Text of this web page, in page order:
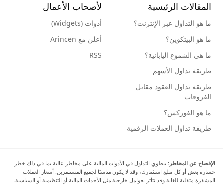
المقالات الرئيسية
ما هو التداول عبر الإنترنت؟
ما هو البيتكوين؟
ما هي الشموع اليابانية؟
طريقة تداول الأسهم
طريقة تداول العقود مقابل
الفروقات
ما هو الفوركس؟
طريقة تداول العملات الرقمية
لأصحاب الأعمال
أدوات (Widgets)
أعلن مع Arincen
RSS
الإفصاح عن المخاطر: ينطوي التداول في الأدوات المالية على مخاطر عالية بما في ذلك خطر
خسارة بعض أو كل مبلغ استثمارك، وقد لا يكون مناسبًا لجميع المستثمرين. أسعار العملات
المشفرة متقلبة للغاية وقد تتأثر بعوامل خارجية مثل الأحداث المالية أو التنظيمية أو السياسية.